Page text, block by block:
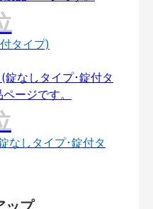
タイプ)
なしタイプ･錠付タ